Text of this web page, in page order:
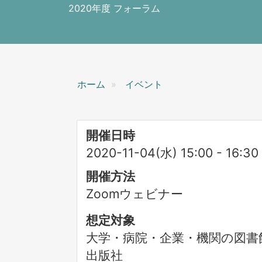
2020年度 フォーラム
ホーム イベント
開催日時
2020-11-04(水) 15:00 - 16:30
開催方法
Zoomウェビナー
想定対象
大学・病院・企業・機関の図書
出版社